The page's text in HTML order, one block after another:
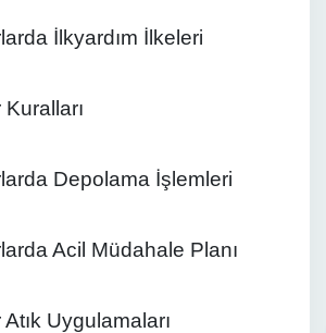
İlkyardım İlkeleri
Depolama İşlemleri
Acil Müdahale Planı
Uygulamaları